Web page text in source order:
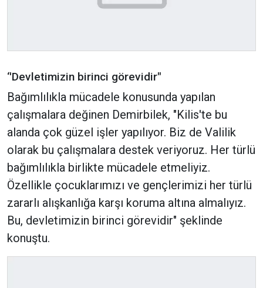
‘'Devletimizin birinci görevidir"
Bağımlılıkla mücadele konusunda yapılan
çalışmalara değinen Demirbilek, "Kilis'te bu
alanda çok güzel işler yapılıyor. Biz de Valilik
olarak bu çalışmalara destek veriyoruz. Her türlü
bağımlılıkla birlikte mücadele etmeliyiz.
Özellikle çocuklarımızı ve gençlerimizi her türlü
zararlı alışkanlığa karşı koruma altına almalıyız.
Bu, devletimizin birinci görevidir" şeklinde
konuştu.